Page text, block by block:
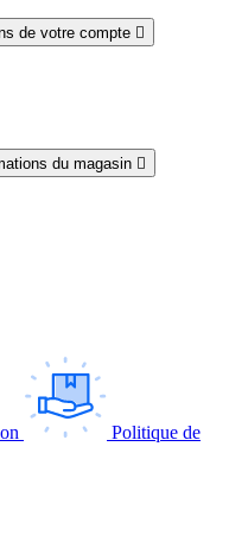
de votre compte 
du magasin 
Politique de